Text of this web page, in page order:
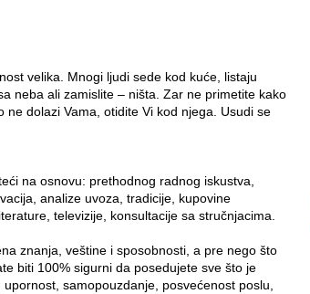
velika. Mnogi ljudi sede kod kuće, listaju
neba ali zamislite – ništa. Zar ne primetite kako
ne dolazi Vama, otidite Vi kod njega. Usudi se
na osnovu: prethodnog radnog iskustva,
analize uvoza, tradicije, kupovine
televizije, konsultacije sa stručnjacima.
znanja, veštine i sposobnosti, a pre nego što
biti 100% sigurni da posedujete sve što je
samopouzdanje, posvećenost poslu,